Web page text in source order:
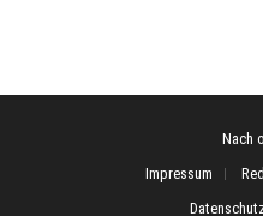
Nach
Impressum